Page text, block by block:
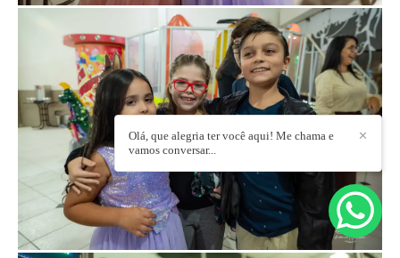
✕
Olá, que alegria ter você aqui! Me chama e
vamos conversar...